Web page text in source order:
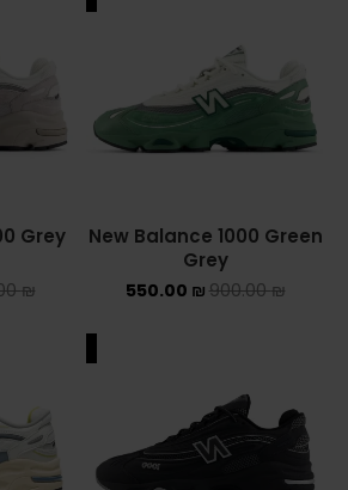
DR MARTENS
NEW BALANCE
NEW BALANCE 1906R
NEW BALANCE 2002R
NEW BALANCE 550
NEW BALANCE 9060
New Balance 1000 Green
Grey
900.00₪
550.00 ₪
Grey
₪